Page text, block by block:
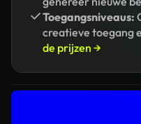
Toegangsniveaus:
creatieve toegang
de prijzen →